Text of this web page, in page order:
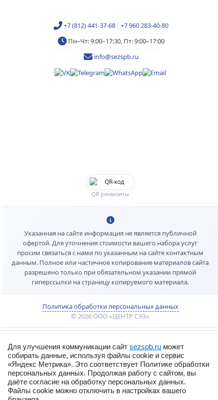
+7 (812) 441-37-68 | +7 960 283-40-80
Пн–Чт: 9:00–17:30, Пт: 9:00–17:00
info@sezspb.ru
QR реквизиты
Указанная на сайте информация не является публичной
офертой. Для уточнения стоимости вашего набора услуг
просим связаться с нами по указанным на сайте контактным
данным. Полное или частичное копирование материалов сайта
разрешено только при обязательном указании прямой
гиперссылки на страницу копируемого материала.
Политика обработки персональных данных
© 2026 ООО «ЦЕНТР СЭЗ»
Для улучшения коммуникации сайт sezspb.ru может
собирать данные, используя файлы cookie и сервис
«Яндекс Метрика». Это соответствует Политике обработки
персональных данных. Продолжая работу с сайтом, вы
даёте согласие на обработку персональных данных.
Файлы cookie можно отключить в настройках вашего